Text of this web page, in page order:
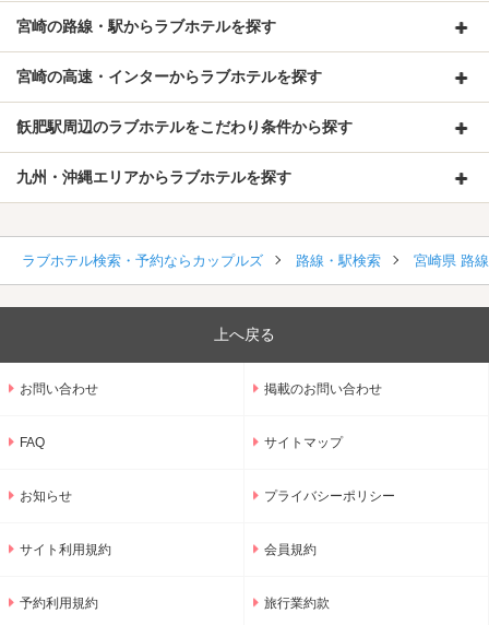
宮崎の路線・駅からラブホテルを探す
宮崎の高速・インターからラブホテルを探す
飫肥駅周辺のラブホテルをこだわり条件から探す
九州・沖縄エリアからラブホテルを探す
ラブホテル検索・予約ならカップルズ 路線・駅検索 宮崎県 路
上へ戻る
お問い合わせ 掲載のお問い合わせ
FAQ サイトマップ
お知らせ プライバシーポリシー
サイト利用規約 会員規約
予約利用規約 旅行業約款